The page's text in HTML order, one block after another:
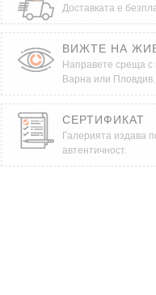
Доставката е
ВИЖТЕ НА
Направете среща с
Варна или Пловдив.
СЕРТИФИКАТ
Галерията издава
автентичност.